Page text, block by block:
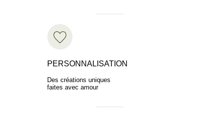
PERSONNALISATION
Des créations uniques
faites avec amour